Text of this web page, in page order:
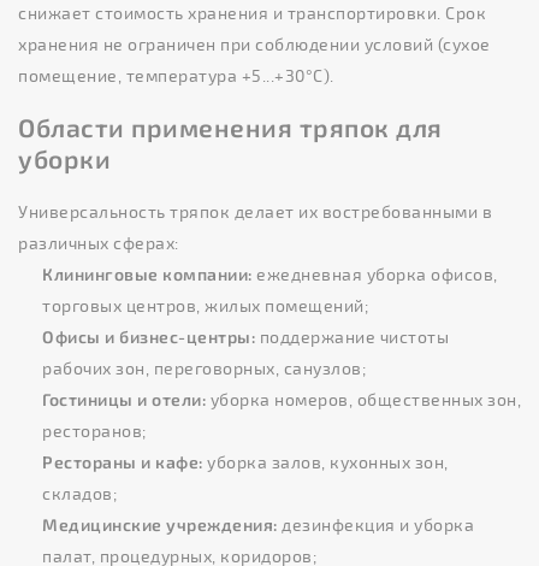
снижает стоимость хранения и транспортировки. Срок
хранения не ограничен при соблюдении условий (сухое
помещение, температура +5...+30°C).
Области применения тряпок для
уборки
Универсальность тряпок делает их востребованными в
различных сферах:
Клининговые компании: ежедневная уборка офисов,
торговых центров, жилых помещений;
Офисы и бизнес-центры: поддержание чистоты
рабочих зон, переговорных, санузлов;
Гостиницы и отели: уборка номеров, общественных зон,
ресторанов;
Рестораны и кафе: уборка залов, кухонных зон,
складов;
Медицинские учреждения: дезинфекция и уборка
палат, процедурных, коридоров;